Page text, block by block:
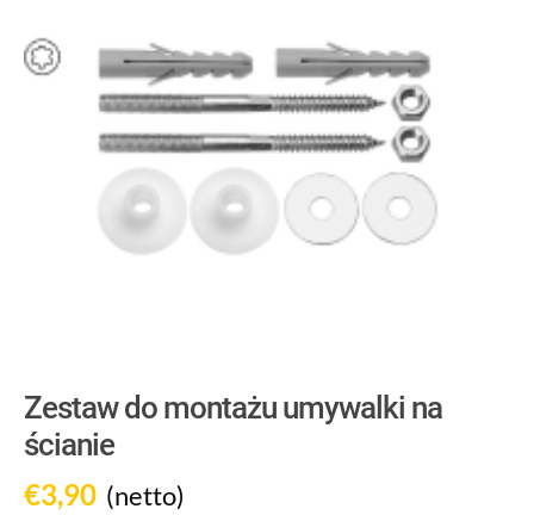
Zestaw do montażu umywalki na
ścianie
€3,90 (netto)